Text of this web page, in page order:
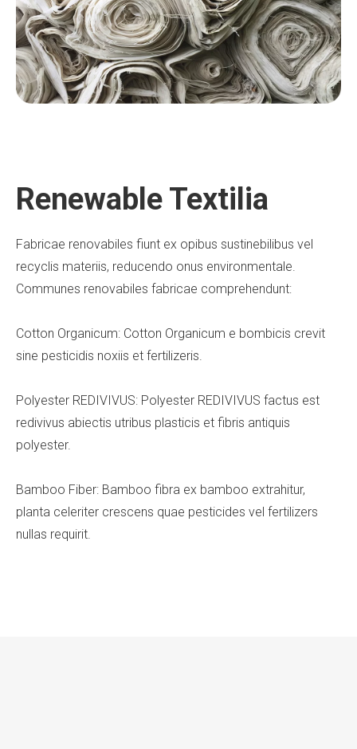
Renewable Textilia
Fabricae renovabiles fiunt ex opibus sustinebilibus vel
recyclis materiis, reducendo onus environmentale.
Communes renovabiles fabricae comprehendunt:
Cotton Organicum: Cotton Organicum e bombicis crevit
sine pesticidis noxiis et fertilizeris.
Polyester REDIVIVUS: Polyester REDIVIVUS factus est
redivivus abiectis utribus plasticis et fibris antiquis
polyester.
Bamboo Fiber: Bamboo fibra ex bamboo extrahitur,
planta celeriter crescens quae pesticides vel fertilizers
nullas requirit.